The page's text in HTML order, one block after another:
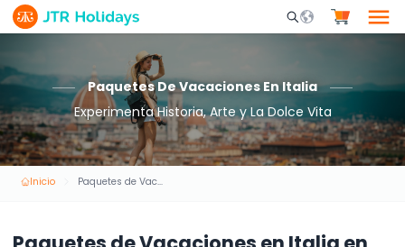
Mobile Search
Paquetes De Vacaciones En Italia
Experimenta Historia, Arte y La Dolce Vita
Inicio Paquetes de Vacaciones en Italia